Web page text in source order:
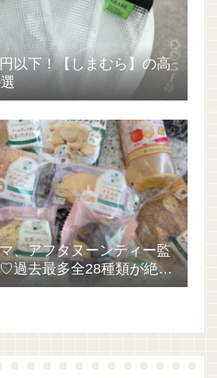
以下！【しまむら】の高
、アフタヌーンティー監
過去最多全28種類が絶品